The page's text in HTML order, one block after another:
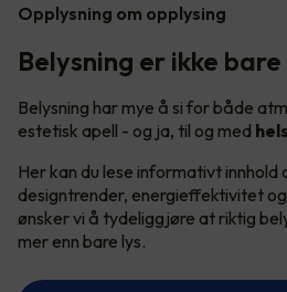
Opplysning om opplysing
Belysning er ikke bare
Belysning har mye å si for både
estetisk apell - og ja, til og med
Her kan du lese informativt innhold
designtrender, energieffektivitet
ønsker vi å tydeliggjøre at riktig
mer enn bare lys.